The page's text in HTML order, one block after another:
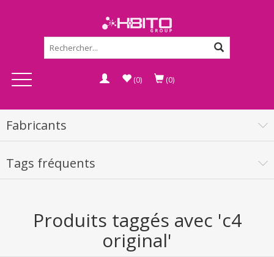
(0) (0)
Fabricants
Tags fréquents
Produits taggés avec 'c4
original'